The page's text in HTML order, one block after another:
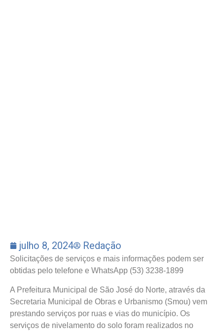
julho 8, 2024 Redação
Solicitações de serviços e mais informações podem ser
obtidas pelo telefone e WhatsApp (53) 3238-1899
A Prefeitura Municipal de São José do Norte, através da
Secretaria Municipal de Obras e Urbanismo (Smou) vem
prestando serviços por ruas e vias do município. Os
serviços de nivelamento do solo foram realizados no